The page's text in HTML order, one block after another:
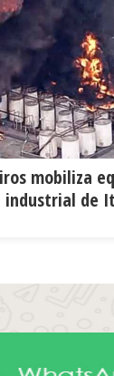
mobiliza
industrial de